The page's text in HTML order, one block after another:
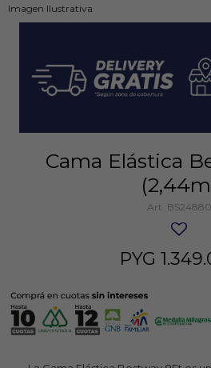
Imagen Ilustrativa
Cama Elástica
BS24880
PYG